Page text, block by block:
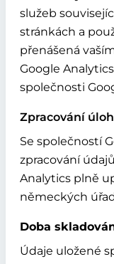
služeb
stránkách a
přenášená
Google
společnosti
Zpracování úloh
Se společností
zpracování
Analytics plně
německých
Doba
Údaje uložené